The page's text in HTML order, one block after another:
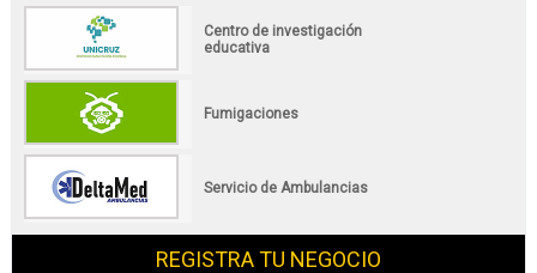
Centro de investigación
educativa
Fumigaciones
Servicio de Ambulancias
REGISTRA TU NEGOCIO